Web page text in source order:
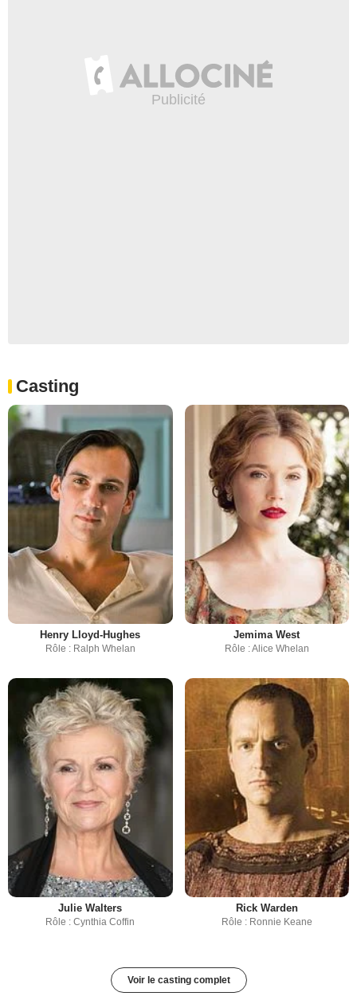
Casting
Henry Lloyd-Hughes
Rôle : Ralph Whelan
Jemima West
Rôle : Alice Whelan
Julie Walters
Rôle : Cynthia Coffin
Rick Warden
Rôle : Ronnie Keane
Voir le casting complet